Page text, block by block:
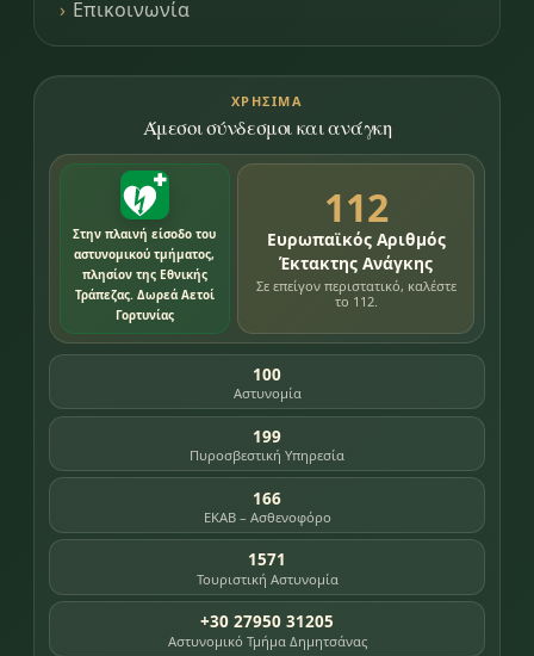
Επικοινωνία
ΧΡΉΣΙΜΑ
Άμεσοι σύνδεσμοι και ανάγκη
Στην πλαινή είσοδο του
αστυνομικού τμήματος,
πλησίον της Εθνικής
Τράπεζας. Δωρεά Αετοί
Γορτυνίας
112
Ευρωπαϊκός Αριθμός
Έκτακτης Ανάγκης
Σε επείγον περιστατικό, καλέστε
το 112.
100
Αστυνομία
199
Πυροσβεστική Υπηρεσία
166
ΕΚΑΒ – Ασθενοφόρο
1571
Τουριστική Αστυνομία
+30 27950 31205
Αστυνομικό Τμήμα Δημητσάνας